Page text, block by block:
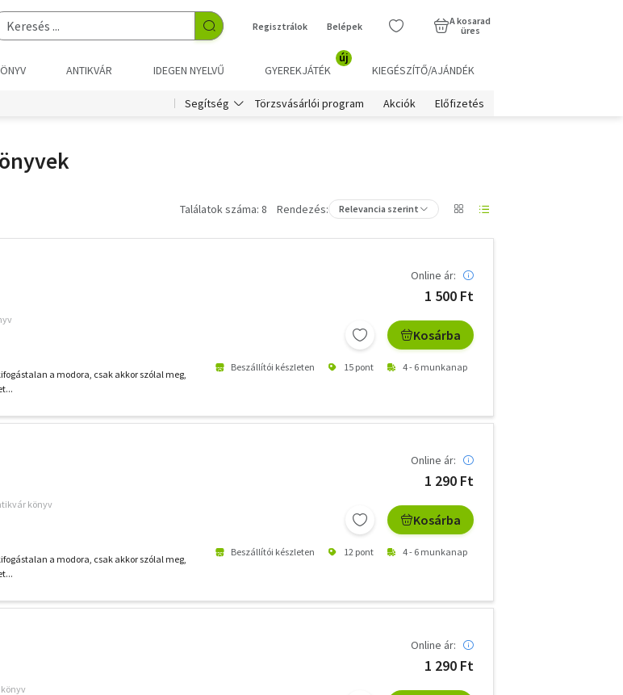
Regisztrálok Belépek
A kosarad
üres
ANTIKVÁR IDEGEN NYELVŰ GYEREKJÁTÉK
új
KIEGÉSZÍTŐ/AJÁNDÉK
Segítség Törzsvásárlói program Akciók Előfizetés
Találatok száma: 8 Rendezés: Relevancia szerint
a modora, csak akkor szólal meg,
Online ár:
1 500 Ft
Kosárba
Beszállítói készleten 15 pont 4 - 6 munkanap
könyv
a modora, csak akkor szólal meg,
Online ár:
1 290 Ft
Kosárba
Beszállítói készleten 12 pont 4 - 6 munkanap
Online ár:
1 290 Ft